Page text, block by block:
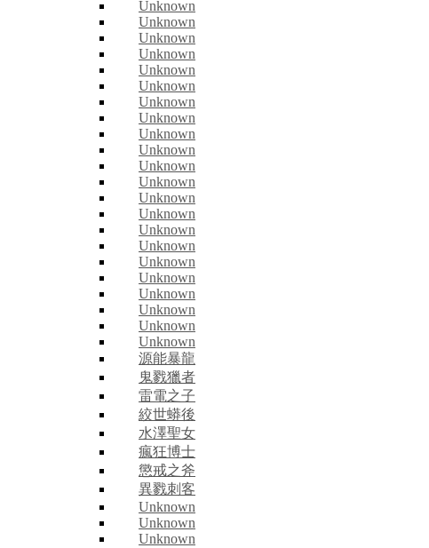
Unknown
Unknown
Unknown
Unknown
Unknown
Unknown
Unknown
Unknown
Unknown
Unknown
Unknown
Unknown
Unknown
Unknown
Unknown
Unknown
Unknown
Unknown
Unknown
Unknown
Unknown
Unknown
源能暴龍
鬼戮獵者
雷電之子
絞世蟒後
水澤聖女
瘋狂博士
懲戒之斧
異戮刺客
Unknown
Unknown
Unknown